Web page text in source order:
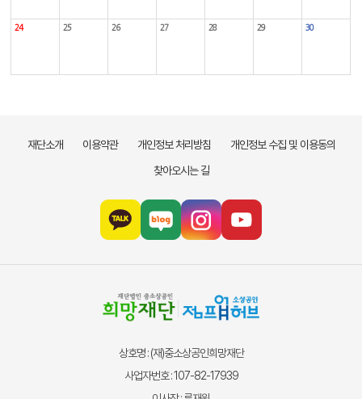
24 25 26 27 28 29 30
재단소개 이용약관 개인정보 처리방침
개인정보 수집 및 이용동의
찾아오시는 길
상호명 : (재)중소상공인희망재단
사업자번호 : 107-82-17939